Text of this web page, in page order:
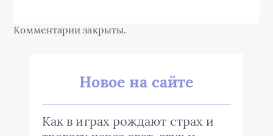
Комментарии закрыты.
Новое на сайте
Как в играх рождают страх и